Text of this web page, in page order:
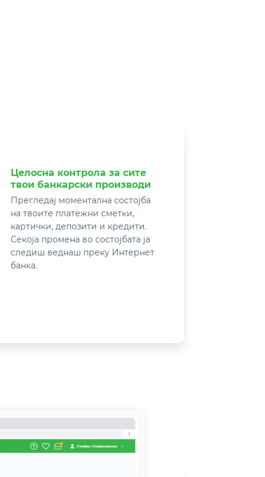
Целосна контрола за сите
твои банкарски производи
Прегледај моментална состојба
на твоите платежни сметки,
картички, депозити и кредити.
Секоја промена во состојбата ја
следиш веднаш преку Интернет
банка.